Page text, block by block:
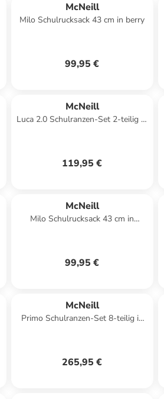
McNeill
Milo Schulrucksack 43 cm in berry
99,95 €
McNeill
Luca 2.0 Schulranzen-Set 2-teilig in
119,95 €
McNeill
Milo Schulrucksack 43 cm in
99,95 €
McNeill
Primo Schulranzen-Set 8-teilig in
265,95 €